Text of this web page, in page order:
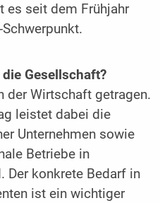
es seit dem Frühjahr
Gesellschaft?
der Wirtschaft getragen.
leistet dabei die
Unternehmen sowie
Betriebe in
Der konkrete Bedarf in
ist ein wichtiger